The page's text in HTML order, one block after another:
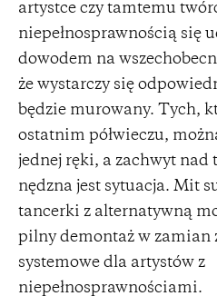
artystce czy tamtemu
niepełnosprawnością się
dowodem na
że wystarczy się
będzie murowany. Tych,
ostatnim półwieczu,
jednej ręki, a zachwyt nad
nędzna jest sytuacja. Mit
tancerki z alternatywną
pilny demontaż w zamian
systemowe dla artystów z
niepełnosprawnościami.